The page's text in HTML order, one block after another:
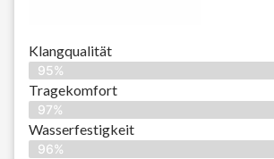
Klangqualität
95%
Tragekomfort
97%
Wasserfestigkeit
96%